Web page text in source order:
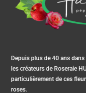
Depuis plus de 40 ans
les créateurs de Roseraie
particulièrement de ces
roses.